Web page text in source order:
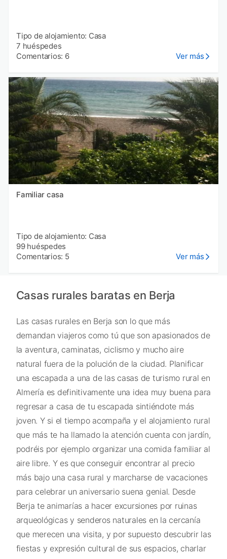
Tipo de alojamiento: Casa
7 huéspedes
Comentarios: 6
Ver más
Familiar casa
Tipo de alojamiento: Casa
99 huéspedes
Comentarios: 5
Ver más
Casas rurales baratas en Berja
Las casas rurales en Berja son lo que más
demandan viajeros como tú que son apasionados de
la aventura, caminatas, ciclismo y mucho aire
natural fuera de la polución de la ciudad. Planificar
una escapada a una de las casas de turismo rural en
Almería es definitivamente una idea muy buena para
regresar a casa de tu escapada sintiéndote más
joven. Y si el tiempo acompaña y el alojamiento rural
que más te ha llamado la atención cuenta con jardín,
podréis por ejemplo organizar una comida familiar al
aire libre. Y es que conseguir encontrar al precio
más bajo una casa rural y marcharse de vacaciones
para celebrar un aniversario suena genial. Desde
Berja te animarías a hacer excursiones por ruinas
arqueológicas y senderos naturales en la cercanía
que merecen una visita, y por supuesto descubrir las
fiestas y expresión cultural de sus espacios, charlar